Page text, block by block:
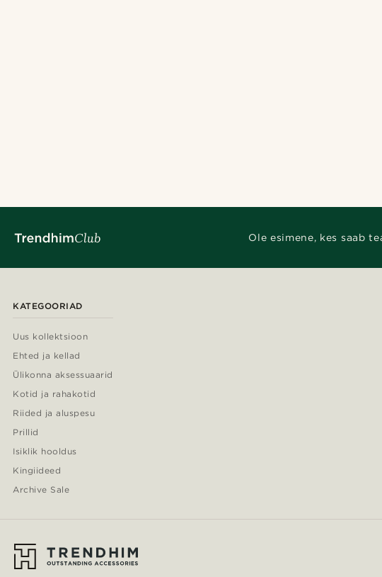
Ole esimene, kes saab
KATEGOORIAD
Uus kollektsioon
Ehted ja kellad
Ülikonna aksessuaarid
Kotid ja rahakotid
Riided ja aluspesu
Prillid
Isiklik hooldus
Kingiideed
Archive Sale